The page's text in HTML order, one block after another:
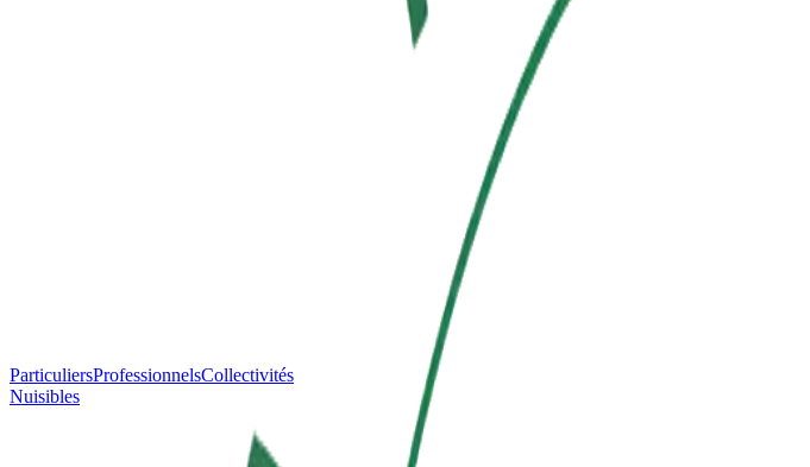
ParticuliersProfessionnelsCollectivités
Nuisibles